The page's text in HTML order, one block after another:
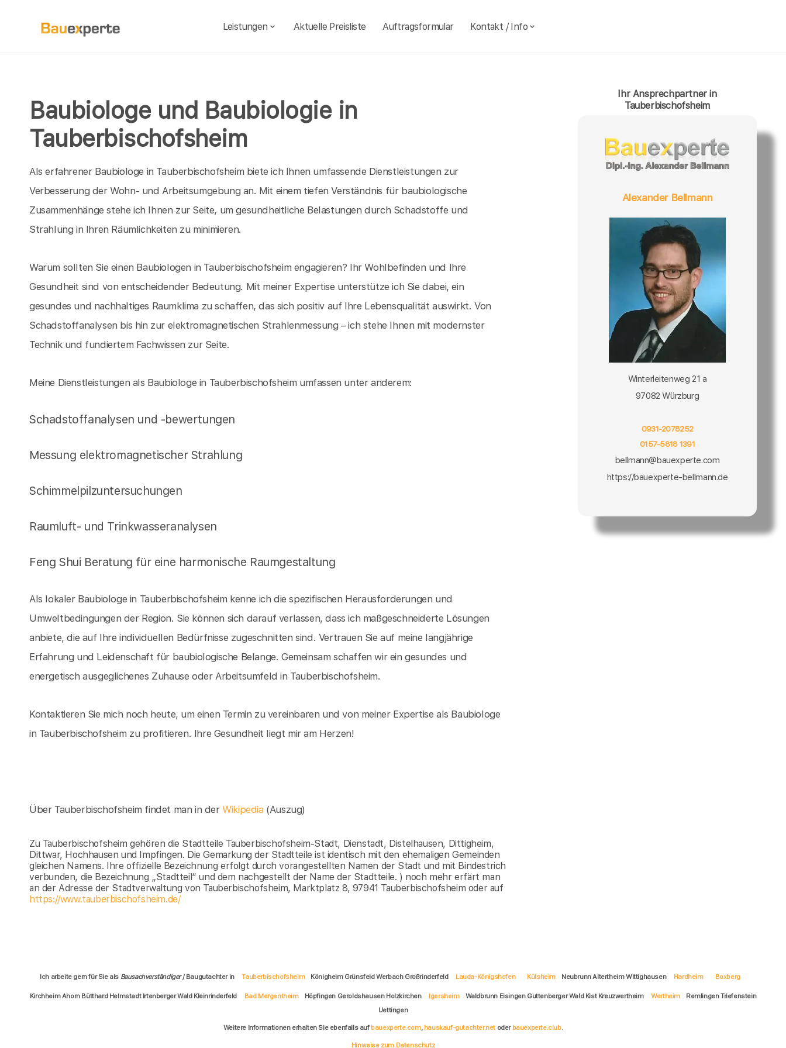
Leistungen Aktuelle Preisliste Auftragsformular Kontakt / Info
Baubiologe und Baubiologie in
Tauberbischofsheim
Als erfahrener Baubiologe in Tauberbischofsheim biete ich Ihnen umfassende Dienstleistungen zur
Verbesserung der Wohn- und Arbeitsumgebung an. Mit einem tiefen Verständnis für baubiologische
Zusammenhänge stehe ich Ihnen zur Seite, um gesundheitliche Belastungen durch Schadstoffe und
Strahlung in Ihren Räumlichkeiten zu minimieren.
Warum sollten Sie einen Baubiologen in Tauberbischofsheim engagieren? Ihr Wohlbefinden und Ihre
Gesundheit sind von entscheidender Bedeutung. Mit meiner Expertise unterstütze ich Sie dabei, ein
gesundes und nachhaltiges Raumklima zu schaffen, das sich positiv auf Ihre Lebensqualität auswirkt. Von
Schadstoffanalysen bis hin zur elektromagnetischen Strahlenmessung – ich stehe Ihnen mit modernster
Technik und fundiertem Fachwissen zur Seite.
Meine Dienstleistungen als Baubiologe in Tauberbischofsheim umfassen unter anderem:
Schadstoffanalysen und -bewertungen
Messung elektromagnetischer Strahlung
Schimmelpilzuntersuchungen
Raumluft- und Trinkwasseranalysen
Feng Shui Beratung für eine harmonische Raumgestaltung
Als lokaler Baubiologe in Tauberbischofsheim kenne ich die spezifischen Herausforderungen und
Umweltbedingungen der Region. Sie können sich darauf verlassen, dass ich maßgeschneiderte Lösungen
anbiete, die auf Ihre individuellen Bedürfnisse zugeschnitten sind. Vertrauen Sie auf meine langjährige
Erfahrung und Leidenschaft für baubiologische Belange. Gemeinsam schaffen wir ein gesundes und
energetisch ausgeglichenes Zuhause oder Arbeitsumfeld in Tauberbischofsheim.
Kontaktieren Sie mich noch heute, um einen Termin zu vereinbaren und von meiner Expertise als Baubiologe
in Tauberbischofsheim zu profitieren. Ihre Gesundheit liegt mir am Herzen!
Über Tauberbischofsheim findet man in derWikipedia (Auszug)
Zu Tauberbischofsheim gehören die Stadtteile Tauberbischofsheim-Stadt, Dienstadt, Distelhausen, Dittigheim,
Dittwar, Hochhausen und Impfingen. Die Gemarkung der Stadtteile ist identisch mit den ehemaligen Gemeinden
gleichen Namens. Ihre offizielle Bezeichnung erfolgt durch vorangestellten Namen der Stadt und mit Bindestrich
verbunden, die Bezeichnung „Stadtteil“ und dem nachgestellt der Name der Stadtteile. ) noch mehr erfärt man
an der Adresse der Stadtverwaltung von Tauberbischofsheim, Marktplatz 8, 97941 Tauberbischofsheim oder auf
https://www.tauberbischofsheim.de/
Ihr Ansprechpartner in
Tauberbischofsheim
Alexander Bellmann
Winterleitenweg 21 a
97082 Würzburg
0931-2078252
0157-5818 1391
bellmann@bauexperte.com
https://bauexperte-bellmann.de
Ich arbeite gern für Sie als Bausachverständiger/ Baugutachter in Tauberbischofsheim Königheim Grünsfeld Werbach Großrinderfeld Lauda-Königshofen Külsheim Neubrunn Altertheim Wittighausen Hardheim Boxberg
Kirchheim Ahorn Bütthard Helmstadt Irtenberger Wald Kleinrinderfeld Bad Mergentheim Höpfingen Geroldshausen Holzkirchen Igersheim Waldbrunn Eisingen Guttenberger Wald Kist Kreuzwertheim Wertheim
Remlingen Triefenstein
Uettingen
Weitere Informationen erhalten Sie ebenfalls auf bauexperte.com, hauskauf-gutachter.net oder bauexperte.club.
Hinweise zum Datenschutz